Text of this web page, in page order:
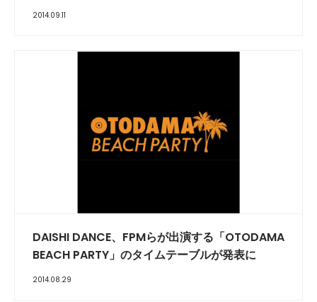
2014.09.11
DAISHI DANCE、FPMらが出演する「OTODAMA
BEACH PARTY」のタイムテーブルが発表に
2014.08.29